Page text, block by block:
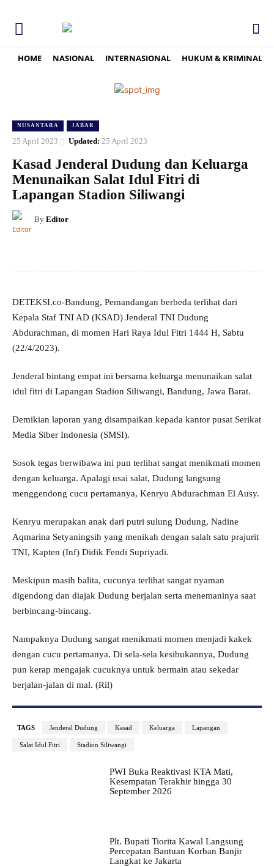
HOME NASIONAL INTERNASIONAL HUKUM & KRIMINAL
NUSANTARA JABAR
25 April 2023 Updated: 25 April 2023
Kasad Jenderal Dudung dan Keluarga
Menunaikan Salat Idul Fitri di
Lapangan Stadion Siliwangi
By Editor
DETEKSI.co-Bandung, Pemandangan berbeda terlihat dari
Kepala Staf TNI AD (KSAD) Jenderal TNI Dudung
Abdurachman, di momen Hari Raya Idul Fitri 1444 H, Sabtu
(22/4/2023).
Jenderal bintang empat ini bersama keluarga menunaikan salat
idul fitri di Lapangan Stadion Siliwangi, Bandung, Jawa Barat.
Demikian laporan yang disampaikan kepada kantor pusat Serikat
Media Siber Indonesia (SMSI).
Sosok tegas berwibawa ini pun terlihat sangat menikmati momen
dengan keluarga. Apalagi usai salat, Dudung langsung
menggendong cucu pertamanya, Kenryu Abdurachman El Ausy.
Kenryu merupakan anak dari putri sulung Dudung, Nadine
Aqmarina Setyaningsih yang menikah dengan salah satu prajurit
TNI, Kapten (Inf) Didik Fendi Supriyadi.
Meskipun masih balita, cucunya terlihat sangat nyaman
digendong dan diajak Dudung berjalan serta menemaninya saat
berbincang-bincang.
Nampaknya Dudung sangat menikmati momen menjadi kakek
dengan cucu pertamanya. Di sela-sela kesibukannya, Dudung
pun kerap mengajak cucuknya untuk bermain atau sekedar
berjalan-jalan di mal. (Ril)
TAGS Jenderal Dudung Kasad Keluarga Lapangan
Salat Idul Fitri Stadion Siliwangi
PWI Buka Reaktivasi KTA Mati,
Kesempatan Terakhir hingga 30
September 2026
Plt. Bupati Tiorita Kawal Langsung
Percepatan Bantuan Korban Banjir
Langkat ke Jakarta